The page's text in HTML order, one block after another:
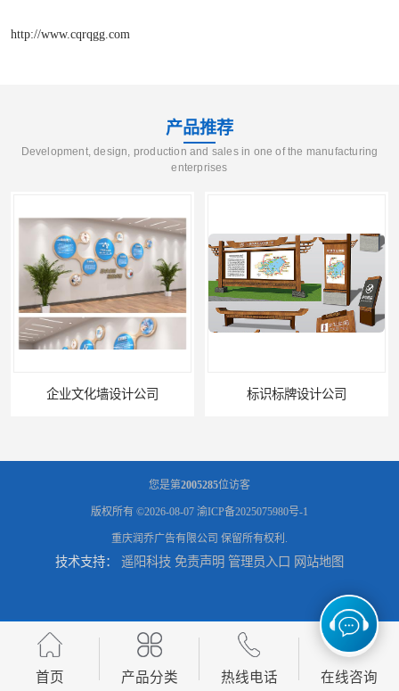
http://www.cqrqgg.com
产品推荐
Development, design, production and sales in one of the manufacturing
enterprises
企业文化墙设计公司 标识标牌设计公司
展架海报设计 灯箱设计公司
您是第2005285位访客
版权所有 ©2026-08-07 渝ICP备2025075980号-1
重庆润乔广告有限公司 保留所有权利.
技术支持： 遥阳科技 免责声明 管理员入口 网站地图
首页 产品分类 热线电话 在线咨询